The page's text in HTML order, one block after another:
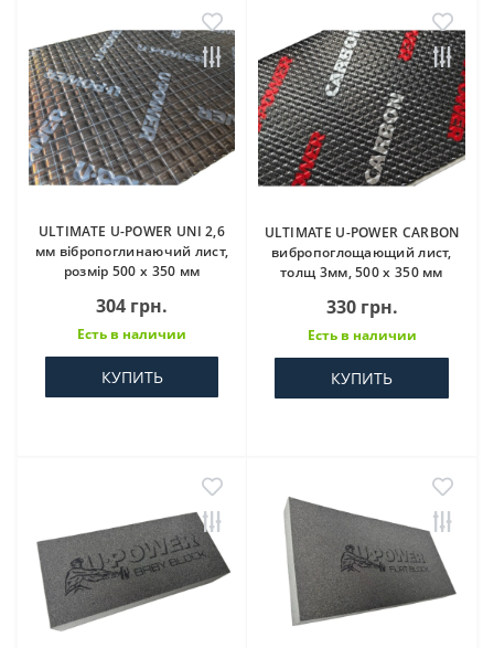
ULTIMATE U-POWER UNI 2,6
мм вібропоглинаючий лист,
розмір 500 х 350 мм
304 грн.
Есть в наличии
КУПИТЬ
ULTIMATE U-POWER CARBON
вибропоглощающий лист,
толщ 3мм, 500 x 350 мм
330 грн.
Есть в наличии
КУПИТЬ